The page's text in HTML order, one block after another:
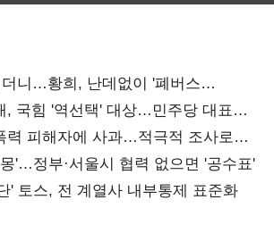
니…황희, 난데없이 '폐버스
, 국힘 '역선택' 대상…민주당 대표로
력 피해자에 사과…적극적 조사로
'…정부·서울시 협력 없으면 '공수표'
' 토스, 전 계열사 내부통제 표준화